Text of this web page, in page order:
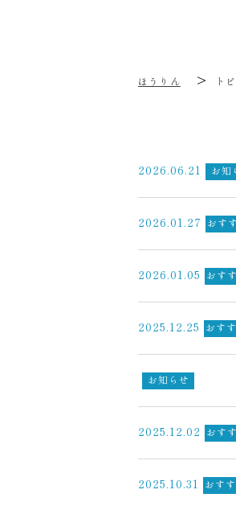
ほうりん > ト
2026.06.21 お知
2026.01.27 おす
2026.01.05 おす
2025.12.25 おす
お知らせ
2025.12.02 おす
2025.10.31 おす